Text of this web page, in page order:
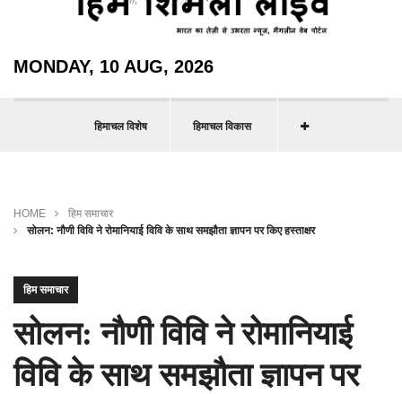
MONDAY, 10 AUG, 2026
हिमाचल विशेष हिमाचल विकास
HOME
हिम समाचार
सोलन: नौणी विवि ने रोमानियाई विवि के साथ समझौता ज्ञापन पर किए हस्ताक्षर
हिम समाचार
सोलन: नौणी विवि ने रोमानियाई
विवि के साथ समझौता ज्ञापन पर